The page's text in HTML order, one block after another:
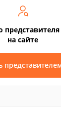
на сайте